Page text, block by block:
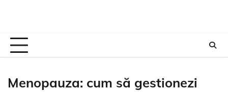
Menopauza: cum să gestionezi